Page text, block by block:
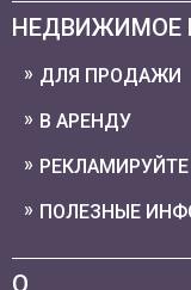
НЕДВИЖИМОЕ
ДЛЯ ПРОДАЖИ
В АРЕНДУ
ПОЛЕЗНЫЕ
О